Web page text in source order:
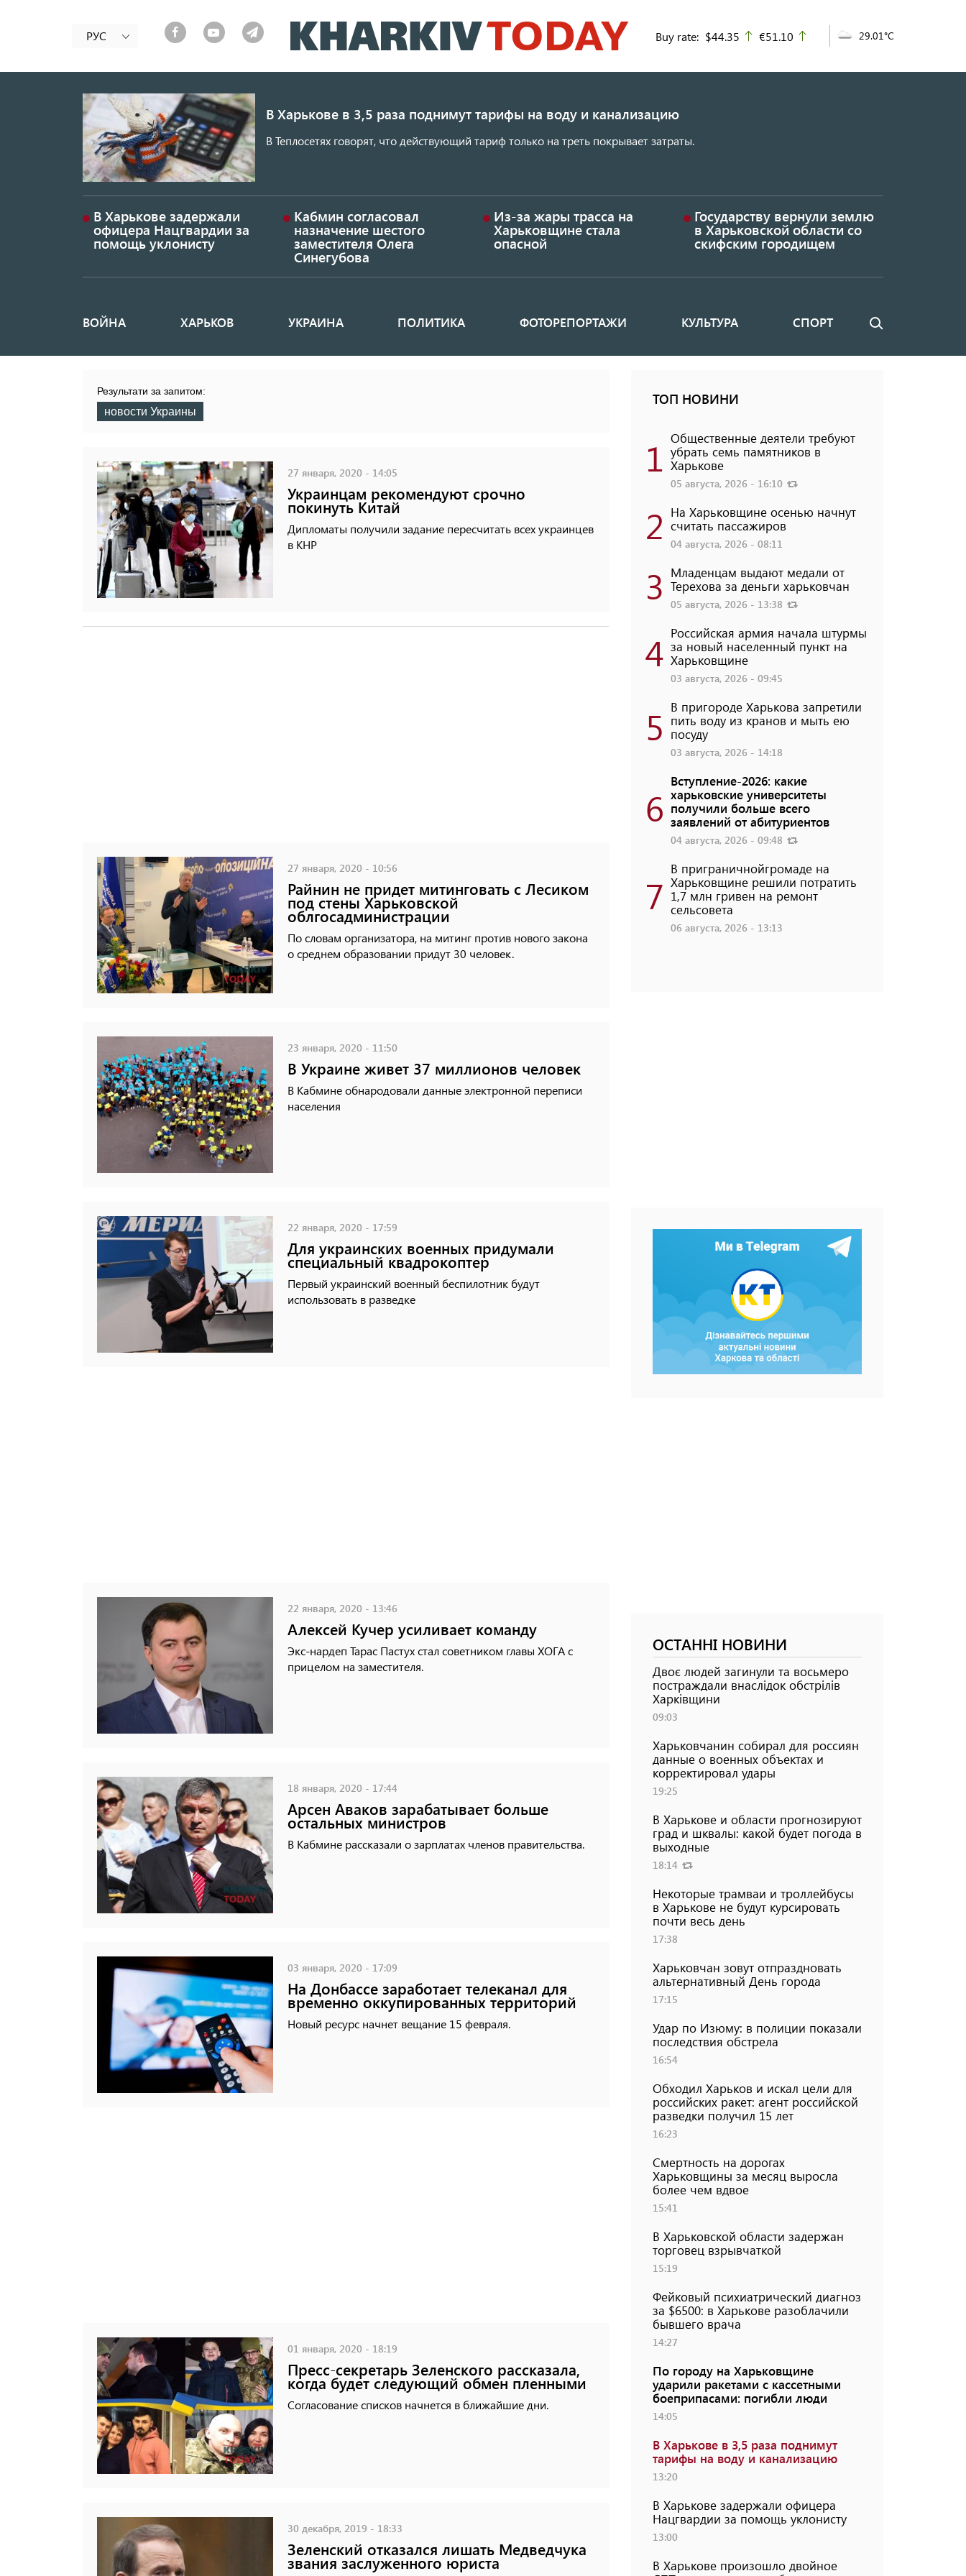
к
основному
РУС Buy rate: $44.35 up
€51.10 29.01°C
В Харькове в 3,5 раза поднимут тарифы на воду и канализацию
В Теплосетях говорят, что действующий тариф только на треть покрывает затраты.
В Харькове задержали
офицера Нацгвардии за
помощь уклонисту
Кабмин согласовал
назначение шестого
заместителя Олега
Синегубова
Из-за жары трасса на
Харьковщине стала
опасной
Государству вернули землю
в Харьковской области со
скифским городищем
Основная
ВОЙНА ХАРЬКОВ УКРАИНА ПОЛИТИКА ФОТОРЕПОРТАЖИ КУЛЬТУРА СПОРТ Поиск
Результати за запитом:
новости Украины
27 января, 2020 - 14:05
Украинцам рекомендуют срочно
покинуть Китай
Дипломаты получили задание пересчитать всех украинцев
в КНР
27 января, 2020 - 10:56
Райнин не придет митинговать с Лесиком
под стены Харьковской
облгосадминистрации
По словам организатора, на митинг против нового закона
о среднем образовании придут 30 человек.
23 января, 2020 - 11:50
В Украине живет 37 миллионов человек
В Кабмине обнародовали данные электронной переписи
населения
22 января, 2020 - 17:59
Для украинских военных придумали
специальный квадрокоптер
Первый украинский военный беспилотник будут
использовать в разведке
22 января, 2020 - 13:46
Алексей Кучер усиливает команду
Экс-нардеп Тарас Пастух стал советником главы ХОГА с
прицелом на заместителя.
18 января, 2020 - 17:44
Арсен Аваков зарабатывает больше
остальных министров
В Кабмине рассказали о зарплатах членов правительства.
03 января, 2020 - 17:09
На Донбассе заработает телеканал для
временно оккупированных территорий
Новый ресурс начнет вещание 15 февраля.
01 января, 2020 - 18:19
Пресс-секретарь Зеленского рассказала,
когда будет следующий обмен пленными
Согласование списков начнется в ближайшие дни.
30 декабря, 2019 - 18:33
Зеленский отказался лишать Медведчука
звания заслуженного юриста
ТОП НОВИНИ
1 Общественные деятели требуют
убрать семь памятников в
Харькове
05 августа, 2026 - 16:10
2 На Харьковщине осенью начнут
считать пассажиров
04 августа, 2026 - 08:11
3 Младенцам выдают медали от
Терехова за деньги харьковчан
05 августа, 2026 - 13:38
4 Российская армия начала штурмы
за новый населенный пункт на
Харьковщине
03 августа, 2026 - 09:45
5 В пригороде Харькова запретили
пить воду из кранов и мыть ею
посуду
03 августа, 2026 - 14:18
6
Вступление-2026: какие
харьковские университеты
получили больше всего
заявлений от абитуриентов
04 августа, 2026 - 09:48
7
В приграничнойгромаде на
Харьковщине решили потратить
1,7 млн ​​гривен на ремонт
сельсовета
06 августа, 2026 - 13:13
ОСТАННІ НОВИНИ
Двоє людей загинули та восьмеро
постраждали внаслідок обстрілів
Харківщини
09:03
Харьковчанин собирал для россиян
данные о военных объектах и ​​
корректировал удары
19:25
В Харькове и области прогнозируют
град и шквалы: какой будет погода в
выходные
18:14
Некоторые трамваи и троллейбусы
в Харькове не будут курсировать
почти весь день
17:38
Харьковчан зовут отпраздновать
альтернативный День города
17:15
Удар по Изюму: в полиции показали
последствия обстрела
16:54
Обходил Харьков и искал цели для
российских ракет: агент российской
разведки получил 15 лет
16:23
Смертность на дорогах
Харьковщины за месяц выросла
более чем вдвое
15:41
В Харьковской области задержан
торговец взрывчаткой
15:19
Фейковый психиатрический диагноз
за $6500: в Харькове разоблачили
бывшего врача
14:27
По городу на Харьковщине
ударили ракетами с кассетными
боеприпасами: погибли люди
14:05
В Харькове в 3,5 раза поднимут
тарифы на воду и канализацию
13:20
В Харькове задержали офицера
Нацгвардии за помощь уклонисту
13:00
В Харькове произошло двойное